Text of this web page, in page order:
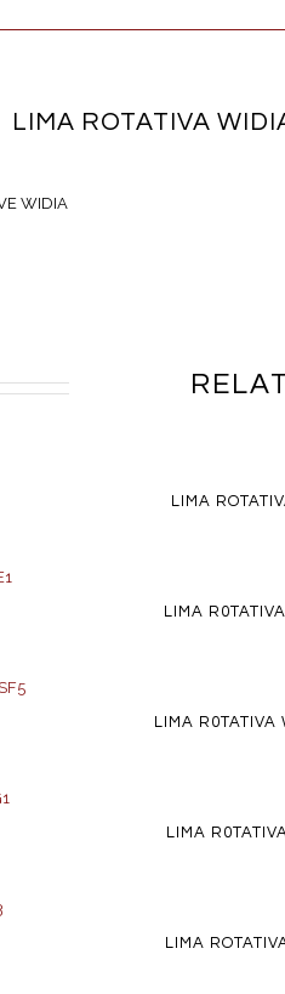
LIMA ROTATIVA
WIDIA
LIMA
LIMA
LIMA
LIMA
LIMA